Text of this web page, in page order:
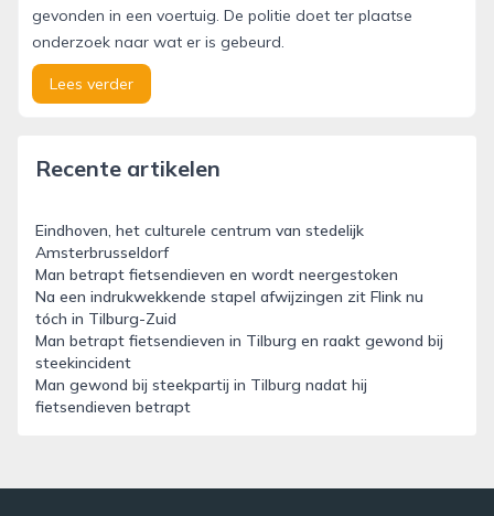
gevonden in een voertuig. De politie doet ter plaatse
onderzoek naar wat er is gebeurd.
Lees verder
Recente artikelen
Eindhoven, het culturele centrum van stedelijk
Amsterbrusseldorf
Man betrapt fietsendieven en wordt neergestoken
Na een indrukwekkende stapel afwijzingen zit Flink nu
tóch in Tilburg-Zuid
Man betrapt fietsendieven in Tilburg en raakt gewond bij
steekincident
Man gewond bij steekpartij in Tilburg nadat hij
fietsendieven betrapt